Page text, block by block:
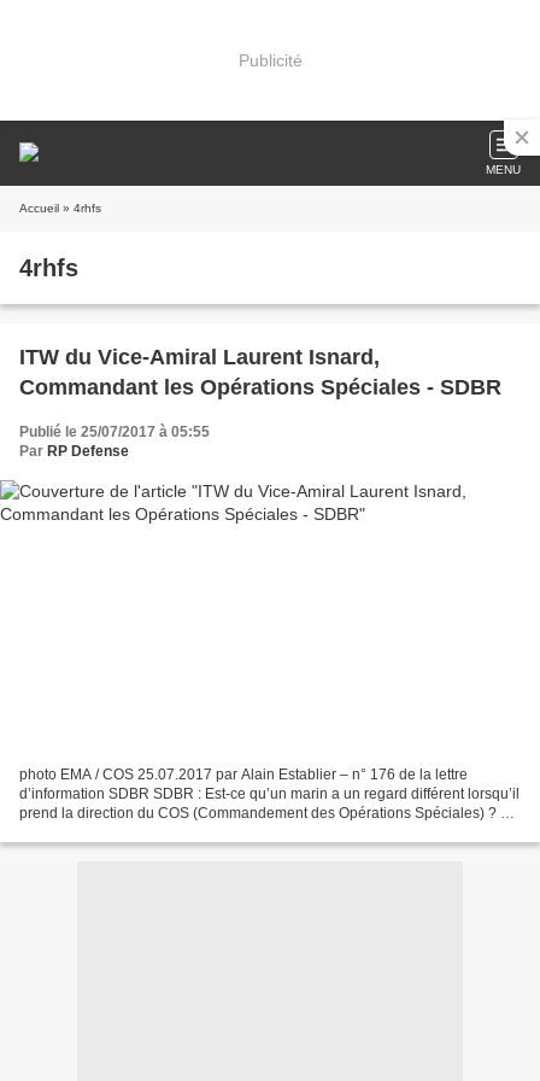
Publicité
MENU
Accueil » 4rhfs
4rhfs
ITW du Vice-Amiral Laurent Isnard,
Commandant les Opérations Spéciales - SDBR
Publié le 25/07/2017 à 05:55
Par RP Defense
photo EMA / COS 25.07.2017 par Alain Establier – n° 176 de la lettre
d’information SDBR SDBR : Est-ce qu’un marin a un regard différent lorsqu’il
prend la direction du COS (Commandement des Opérations Spéciales) ? VA